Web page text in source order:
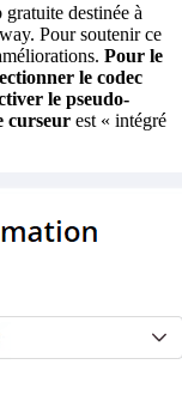
destinée à
Pour soutenir ce
Pour le
le codec
le pseudo-
curseur est « intégré